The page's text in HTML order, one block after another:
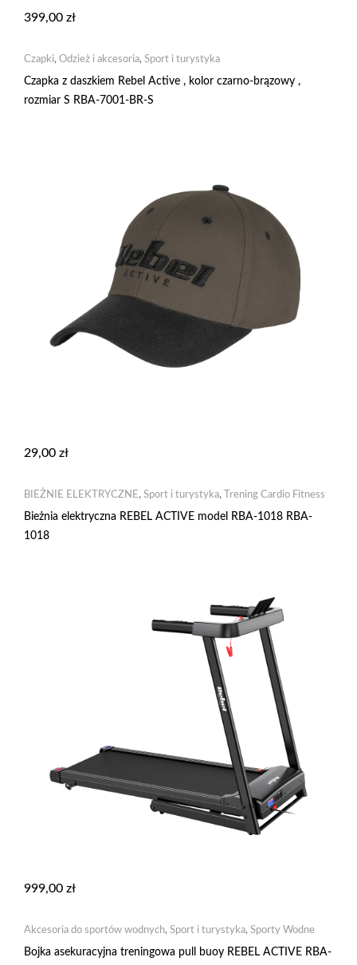
399,00 zł
Czapki, Odzież i akcesoria, Sport i turystyka
Czapka z daszkiem Rebel Active , kolor czarno-brązowy ,
rozmiar S RBA-7001-BR-S
29,00 zł
BIEŻNIE ELEKTRYCZNE, Sport i turystyka, Trening Cardio Fitness
Bieżnia elektryczna REBEL ACTIVE model RBA-1018 RBA-
1018
999,00 zł
Akcesoria do sportów wodnych, Sport i turystyka, Sporty Wodne
Bojka asekuracyjna treningowa pull buoy REBEL ACTIVE RBA-